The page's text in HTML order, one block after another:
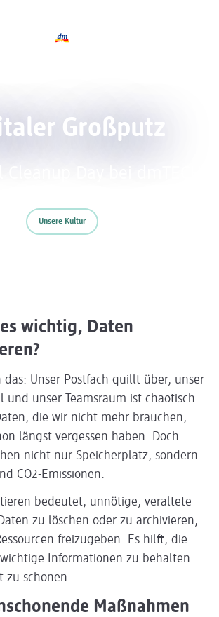
Großputz
Unsere Kultur
wichtig, Daten
das: Unser Postfach quillt über, unser
und unser Teamsraum ist chaotisch.
die wir nicht mehr brauchen,
längst vergessen haben. Doch
nicht nur Speicherplatz, sondern
CO2-Emissionen.
bedeutet, unnötige, veraltete
zu löschen oder zu archivieren,
freizugeben. Es hilft, die
Informationen zu behalten
zu schonen.
Maßnahmen